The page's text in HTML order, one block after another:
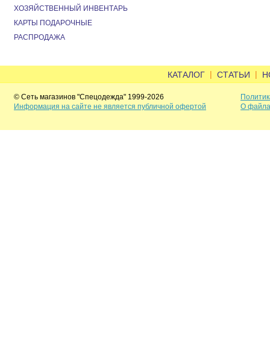
ХОЗЯЙСТВЕННЫЙ ИНВЕНТАРЬ
КАРТЫ ПОДАРОЧНЫЕ
РАСПРОДАЖА
КАТАЛОГ | СТАТЬИ |
© Сеть магазинов "Спецодежда" 1999-2026
Информация на сайте не является публичной офертой
О